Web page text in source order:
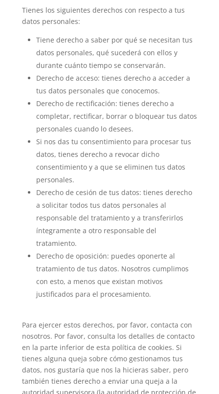
Tienes los siguientes derechos con respecto a tus
datos personales:
Tiene derecho a saber por qué se necesitan tus
datos personales, qué sucederá con ellos y
durante cuánto tiempo se conservarán.
Derecho de acceso: tienes derecho a acceder a
tus datos personales que conocemos.
Derecho de rectificación: tienes derecho a
completar, rectificar, borrar o bloquear tus datos
personales cuando lo desees.
Si nos das tu consentimiento para procesar tus
datos, tienes derecho a revocar dicho
consentimiento y a que se eliminen tus datos
personales.
Derecho de cesión de tus datos: tienes derecho
a solicitar todos tus datos personales al
responsable del tratamiento y a transferirlos
íntegramente a otro responsable del
tratamiento.
Derecho de oposición: puedes oponerte al
tratamiento de tus datos. Nosotros cumplimos
con esto, a menos que existan motivos
justificados para el procesamiento.
Para ejercer estos derechos, por favor, contacta con
nosotros. Por favor, consulta los detalles de contacto
en la parte inferior de esta política de cookies. Si
tienes alguna queja sobre cómo gestionamos tus
datos, nos gustaría que nos la hicieras saber, pero
también tienes derecho a enviar una queja a la